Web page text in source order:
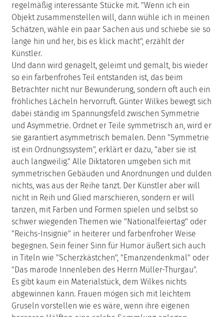
regelmäßig interessante Stücke mit. "Wenn ich ein
Objekt zusammenstellen will, dann wühle ich in meinen
Schätzen, wähle ein paar Sachen aus und schiebe sie so
lange hin und her, bis es klick macht", erzählt der
Künstler.
Und dann wird genagelt, geleimt und gemalt, bis wieder
so ein farbenfrohes Teil entstanden ist, das beim
Betrachter nicht nur Bewunderung, sondern oft auch ein
fröhliches Lächeln hervorruft. Günter Wilkes bewegt sich
dabei ständig im Spannungsfeld zwischen Symmetrie
und Asymmetrie. Ordnet er Teile symmetrisch an, wird er
sie garantiert asymmetrisch bemalen. Denn "Symmetrie
ist ein Ordnungssystem", erklärt er dazu, "aber sie ist
auch langweilig." Alle Diktatoren umgeben sich mit
symmetrischen Gebäuden und Anordnungen und dulden
nichts, was aus der Reihe tanzt. Der Künstler aber will
nicht in Reih und Glied marschieren, sondern er will
tanzen, mit Farben und Formen spielen und selbst so
schwer wiegenden Themen wie "Nationalfeiertag" oder
"Reichs-Insignie" in heiterer und farbenfroher Weise
begegnen. Sein feiner Sinn für Humor äußert sich auch
in Titeln wie "Scherzkästchen", "Emanzendenkmal" oder
"Das marode Innenleben des Herrn Müller-Thurgau".
Es gibt kaum ein Materialstück, dem Wilkes nichts
abgewinnen kann. Frauen mögen sich mit leichtem
Gruseln vorstellen wie es wäre, wenn ihre eigenen